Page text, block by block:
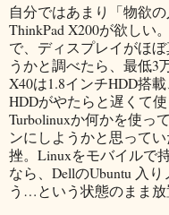
自分ではあまり「物欲
ThinkPad X200が欲しい
で、ディスプレイがほ
うかと調べたら、最低3
X40は1.8インチHDD搭
HDDがやたらと遅くて
Turbolinuxか何かを使っ
ンにしようかと思って
挫。Linuxをモバイルで
なら、DellのUbuntu 入
う…という状態のまま放